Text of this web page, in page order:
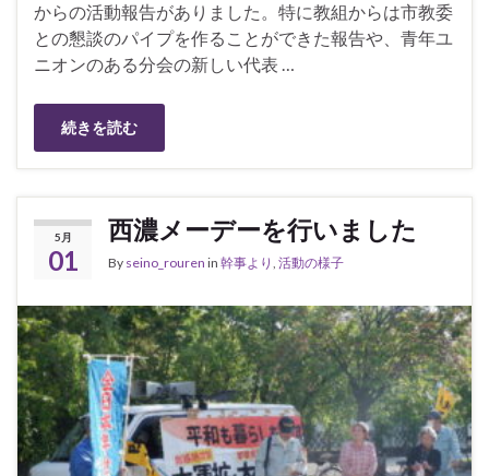
からの活動報告がありました。特に教組からは市教委
との懇談のパイプを作ることができた報告や、青年ユ
ニオンのある分会の新しい代表 …
続きを読む
5月
01
西濃メーデーを行いました
By seino_rouren in 幹事より 活動の様子